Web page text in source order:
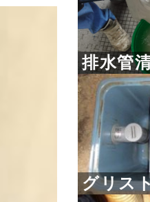
排水管
グリス